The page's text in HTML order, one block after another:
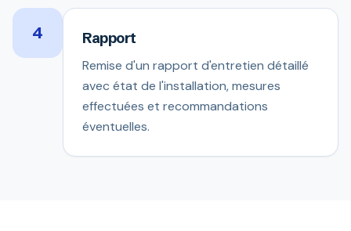
4 Rapport
Remise d'un rapport d'entretien détaillé
avec état de l'installation, mesures
effectuées et recommandations
éventuelles.